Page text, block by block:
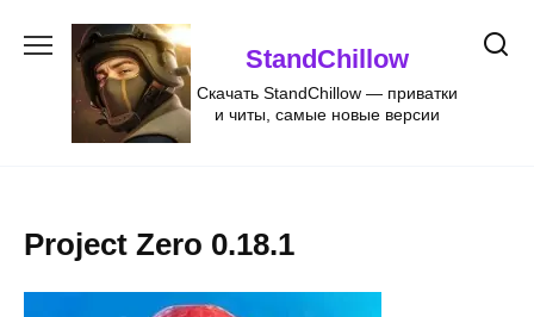
содержанию
StandChillow
Скачать StandChillow — приватки
и читы, самые новые версии
Project Zero 0.18.1